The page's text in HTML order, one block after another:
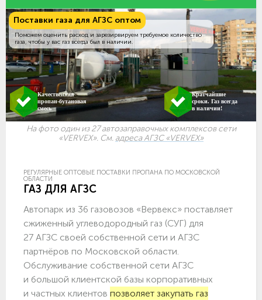
Поставки газа для АГЗС оптом
Поможем оценить расход и зарезирвируем требуемое количество
газа, чтобы у вас газ всегда был в наличии.
Качественная
пропан-бутановая
смесь
Кратчайшие
сроки. Газ всегда
в наличии!
На фото один из 27 автозаправочных комплексов сети
«VERVEX». См. адреса АГЗС «VERVEX»
РЕГУЛЯРНЫЕ ОПТОВЫЕ ПОСТАВКИ ПРОПАНА ПО МОСКОВСКОЙ
ОБЛАСТИ
ГАЗ ДЛЯ АГЗС
Автопарк из 36 газовозов «Вервекс» поставляет
сжиженный углеводородный газ (СУГ) для
27 АГЗС своей собственной сети и АГЗС
партнёров по Московской области.
Обслуживание собственной сети АГЗС
и большой клиентской базы корпоративных
и частных клиентов позволяет закупать газ